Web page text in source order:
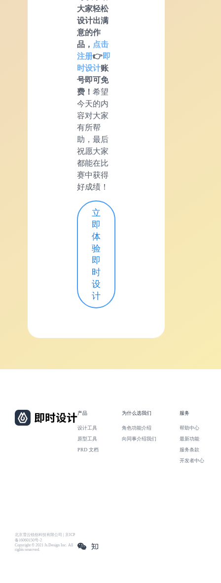
大家轻松
设计出满
意的作
品， 点击
注册👉即
时设计账
号即可免
费！ 希望
今天的内
容对大家
有所帮
助，最后
祝愿大家
都能在比
赛中获得
好成绩！
立
即
体
验
即
时
设
计
北京雪云锐创科技有限公司 | 京ICP
备16060150号-2
Copyright © 2021 Js.Design Inc. All
rights reserved.
产品
设计工具
原型工具
PRD 文档
为什么选我们
角色功能介绍
向同事介绍我们
服务
帮助中心
最新功能
服务条款
开发者中心